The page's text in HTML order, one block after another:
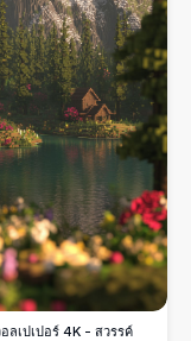
ลเปเปอร์ 4K - สวรรค์